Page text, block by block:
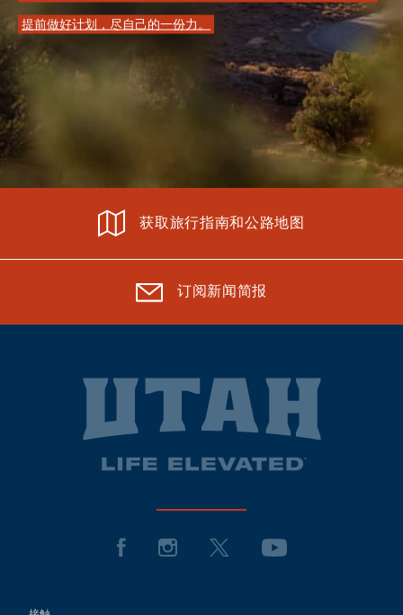
提前做好计划，尽自己的一份力。
获取旅行指南和公路地图
订阅新闻简报